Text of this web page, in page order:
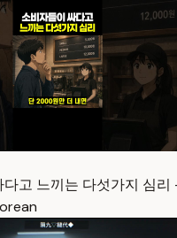
다고 느끼는 다섯가지 심